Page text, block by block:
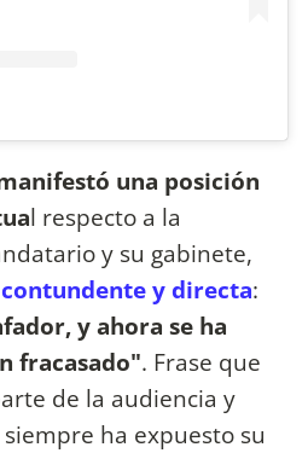
una posición
l respecto a la
y su gabinete,
y directa:
y ahora se ha
fracasado". Frase que
de la audiencia y
ha expuesto su